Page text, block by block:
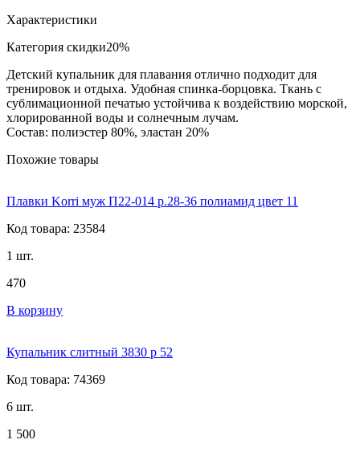
Характеристики
Категория скидки20%
Детский купальник для плавания отлично подходит для
тренировок и отдыха. Удобная спинка-борцовка. Ткань с
сублимационной печатью устойчива к воздействию морской,
хлорированной воды и солнечным лучам.
Состав: полиэстер 80%, эластан 20%
Похожие товары
Плавки Korri муж П22-014 р.28-36 полиамид цвет 11
Код товара: 23584
1 шт.
470
В корзину
Купальник слитный 3830 р 52
Код товара: 74369
6 шт.
1 500